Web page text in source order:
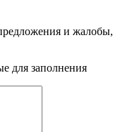
и жалобы,
для заполнения